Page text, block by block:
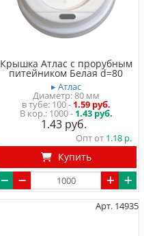
Крышка Атлас с прорубным
питейником Белая d=80
▸ Атлас
Диаметр: 80 мм
в тубе 100- 1.59 руб.
1000 - 1.43 руб.
1.43
Опт от 1.18
Купить
Арт. 14935